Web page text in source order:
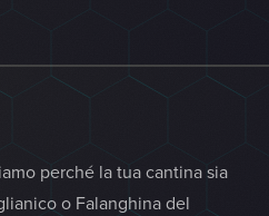
perché la tua cantina sia
o Falanghina del